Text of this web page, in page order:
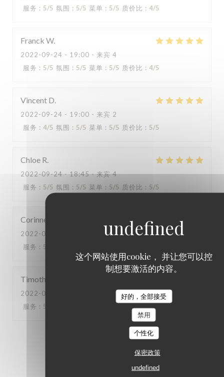
这个网站使用cookie， 并让您可以控
制想要激活的内容。
好的，全部接受
禁用
个性化
保密政策
undefined
服务 : 5/5 氛围 : 5/5 菜单 : 5/5 质价比 : 4/5
Franck W
2022-09-24 - 19:00 - 来宾 4
服务 : 5/5 氛围 : 5/5 菜单 : 5/5 质价比 : 4/5
Vincent D
2022-09-24 - 19:00 - 来宾 2
服务 : 4/5 氛围 : 5/5 菜单 : 5/5 质价比 : 5/5
Chloe R
2022-09-24- 18:45 - 来宾 4
服务 : 5/5 氛围 : 5/5 菜单 : 5/5 质价比 : 5/5
Corinne
2022-09-23
- 21:00 - 来宾 6
服务 : 5
Timothée
2022-09-23
- 19:00 - 来宾 2
服务 : 5 质价比: 5/5
3